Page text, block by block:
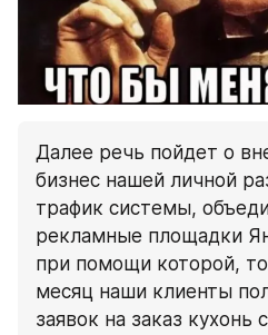
Далее речь пойдет о
бизнес нашей личной
трафик системы,
рекламные площадки
при помощи которой,
месяц наши клиенты
заявок на заказ